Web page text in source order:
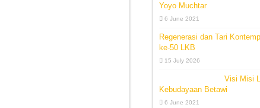
Yoyo Muchtar
6 June 2021
Regenerasi dan Tari
ke-50 LKB
15 July 2026
Visi Misi
Kebudayaan Betawi
6 June 2021